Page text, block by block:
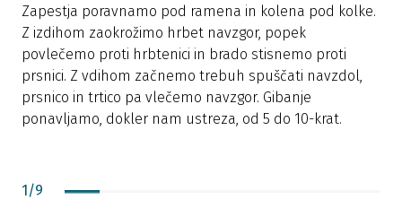
Zapestja poravnamo pod ramena in kolena pod kolke.
Z izdihom zaokrožimo hrbet navzgor, popek
povlečemo proti hrbtenici in brado stisnemo proti
prsnici. Z vdihom začnemo trebuh spuščati navzdol,
prsnico in trtico pa vlečemo navzgor. Gibanje
ponavljamo, dokler nam ustreza, od 5 do 10-krat.
1/9